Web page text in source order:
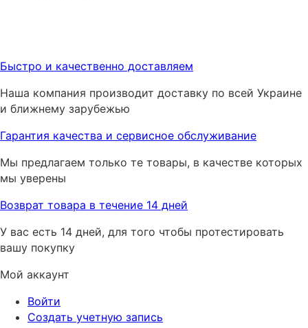
Быстро и качественно доставляем
Наша компания производит доставку по всей Украине
и ближнему зарубежью
Гарантия качества и сервисное обслуживание
Мы предлагаем только те товары, в качестве которых
мы уверены
Возврат товара в течение 14 дней
У вас есть 14 дней, для того чтобы протестировать
вашу покупку
Мой аккаунт
Войти
Создать учетную запись